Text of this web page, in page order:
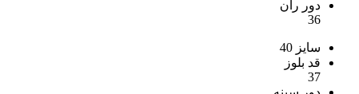
دور ران
36
سایز 40
قد بلوز
37